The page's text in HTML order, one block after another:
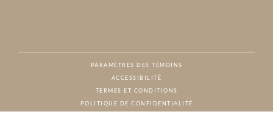
PARAMÈTRES DES TÉMOINS
ACCESSIBILITÉ
TERMES ET CONDITIONS
POLITIQUE DE CONFIDENTIALITÉ